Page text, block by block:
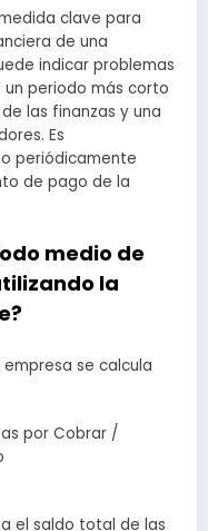
clave para
de una
indicar problemas
periodo más corto
las finanzas y una
Es
periódicamente
de pago de la
medio de
la
se calcula
por Cobrar /
el saldo total de las